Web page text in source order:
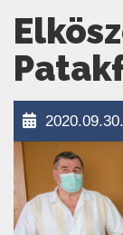
2020.09.30.